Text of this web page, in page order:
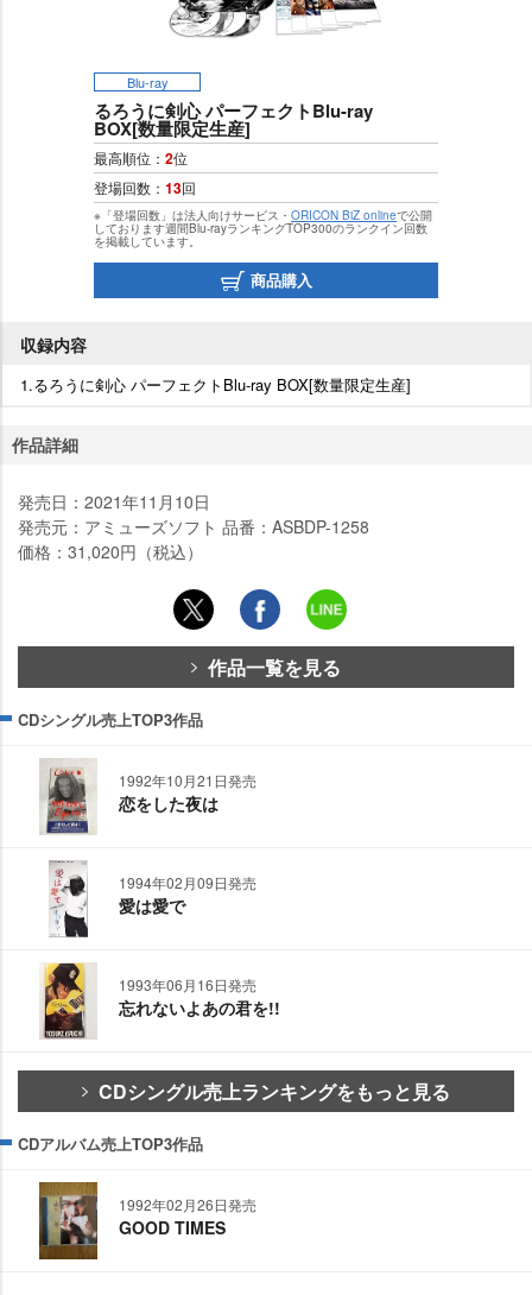
Blu-ray
るろうに剣心 パーフェクトBlu-ray
BOX[数量限定生産]
最高順位： 2位
登場回数： 13回
※「登場回数」は法人向けサービス・ ORICON BiZ onlineで公開
しております週間Blu-rayランキングTOP300のランクイン回数
を掲載しています。
商品購入
収録内容
1.るろうに剣心 パーフェクトBlu-ray BOX[数量限定生産]
作品詳細
発売日：2021年11月10日
発売元：アミューズソフト 品番：ASBDP-1258
価格：31,020円（税込）
作品一覧を見る
CDシングル売上TOP3作品
1992年10月21日発売
恋をした夜は
1994年02月09日発売
愛は愛で
1993年06月16日発売
忘れないよあの君を!!
CDシングル売上ランキングをもっと見る
CDアルバム売上TOP3作品
1992年02月26日発売
GOOD TIMES